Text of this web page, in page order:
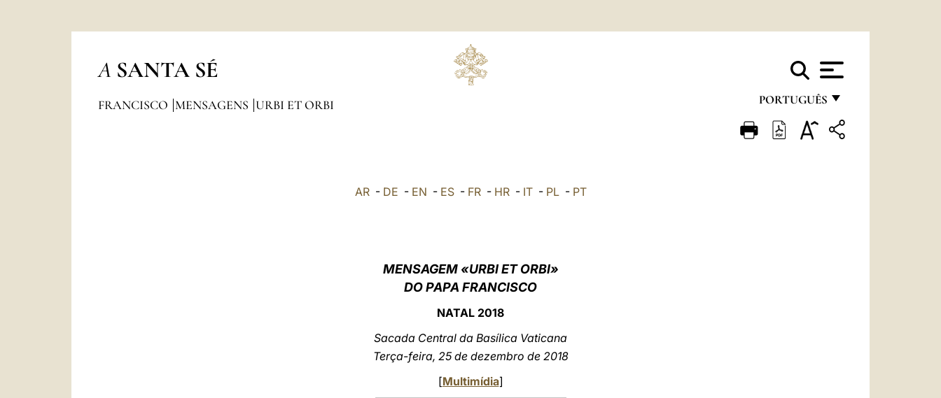
A SANTA SÉ
PORTUGUÊS
FRANÇAIS
FRANCISCO MENSAGENS URBI ET ORBI
AR- DE - EN - ES- FR- HR- IT- PL- PT
MENSAGEM «URBI ET ORBI»
DO PAPA FRANCISCO
NATAL 2018
Sacada Central da Basílica Vaticana
Terça-feira, 25 de dezembro de 2018
[Multimídia]